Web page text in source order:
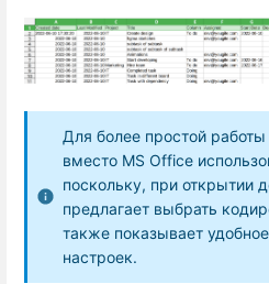
Для более простой
вместо MS Office
поскольку, при открытии
предлагает выбрать
также показывает
настроек.